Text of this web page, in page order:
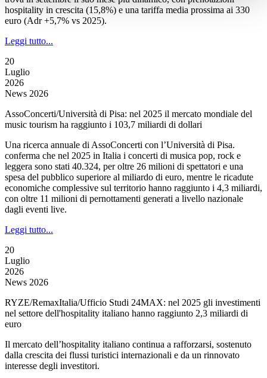
hospitality in crescita (15,8%) e una tariffa media prossima ai 330
euro (Adr +5,7% vs 2025).
Leggi tutto...
20
Luglio
2026
News 2026
AssoConcerti/Università di Pisa: nel 2025 il mercato mondiale del
music tourism ha raggiunto i 103,7 miliardi di dollari
Una ricerca annuale di AssoConcerti con l’Università di Pisa.
conferma che nel 2025 in Italia i concerti di musica pop, rock e
leggera sono stati 40.324, per oltre 26 milioni di spettatori e una
spesa del pubblico superiore al miliardo di euro, mentre le ricadute
economiche complessive sul territorio hanno raggiunto i 4,3 miliardi,
con oltre 11 milioni di pernottamenti generati a livello nazionale
dagli eventi live.
Leggi tutto...
20
Luglio
2026
News 2026
RYZE/RemaxItalia/Ufficio Studi 24MAX: nel 2025 gli investimenti
nel settore dell'hospitality italiano hanno raggiunto 2,3 miliardi di
euro
Il mercato dell’hospitality italiano continua a rafforzarsi, sostenuto
dalla crescita dei flussi turistici internazionali e da un rinnovato
interesse degli investitori.